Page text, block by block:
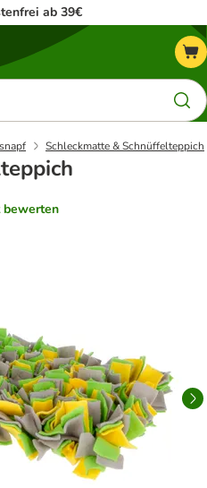
ab 39€
Schleckmatte & Schnüffelteppich
bewerten